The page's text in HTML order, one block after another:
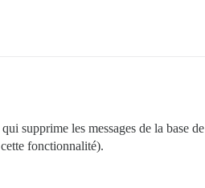
supprime les messages de la base de
fonctionnalité).